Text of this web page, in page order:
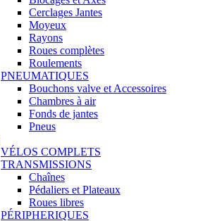
Cerclages Jantes
Moyeux
Rayons
Roues complètes
Roulements
PNEUMATIQUES
Bouchons valve et Accessoires
Chambres à air
Fonds de jantes
Pneus
VÉLOS COMPLETS
TRANSMISSIONS
Chaînes
Pédaliers et Plateaux
Roues libres
PÉRIPHERIQUES